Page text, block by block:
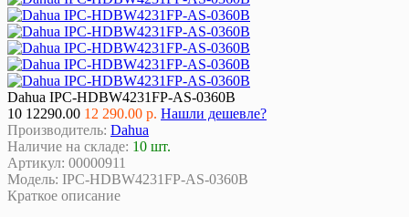
Dahua IPC-HDBW4231FP-AS-0360B
10 12290.00 12 290.00 р. Нашли дешевле?
Производитель: Dahua
Наличие на складе: 10 шт.
Артикул: 00000911
Модель: IPC-HDBW4231FP-AS-0360B
Краткое описание